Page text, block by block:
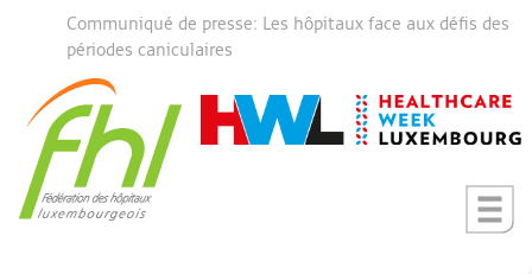
Communiqué de presse: Les hôpitaux face aux défis des
périodes caniculaires